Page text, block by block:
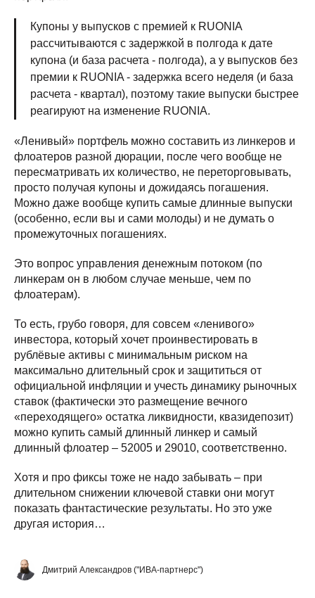
Купоны у выпусков с премией к RUONIA
рассчитываются с задержкой в полгода к дате
купона (и база расчета - полгода), а у выпусков без
премии к RUONIA - задержка всего неделя (и база
расчета - квартал), поэтому такие выпуски быстрее
реагируют на изменение RUONIA.
«Ленивый» портфель можно составить из линкеров и
флоатеров разной дюрации, после чего вообще не
пересматривать их количество, не переторговывать,
просто получая купоны и дожидаясь погашения.
Можно даже вообще купить самые длинные выпуски
(особенно, если вы и сами молоды) и не думать о
промежуточных погашениях.
Это вопрос управления денежным потоком (по
линкерам он в любом случае меньше, чем по
флоатерам).
То есть, грубо говоря, для совсем «ленивого»
инвестора, который хочет проинвестировать в
рублёвые активы с минимальным риском на
максимально длительный срок и защититься от
официальной инфляции и учесть динамику рыночных
ставок (фактически это размещение вечного
«переходящего» остатка ликвидности, квазидепозит)
можно купить самый длинный линкер и самый
длинный флоатер – 52005 и 29010, соответственно.
Хотя и про фиксы тоже не надо забывать – при
длительном снижении ключевой ставки они могут
показать фантастические результаты. Но это уже
другая история…
Дмитрий Александров ("ИВА-партнерс")